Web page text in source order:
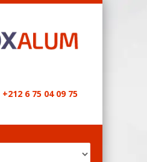
+212 6 75 04 09 75